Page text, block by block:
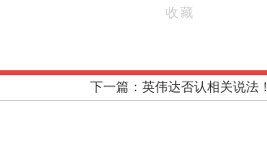
收藏
下一篇：英伟达否认相关说法！